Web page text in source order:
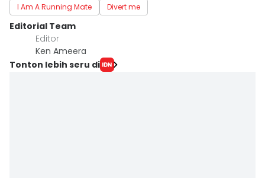
I Am A Running Mate
Divert me
Editorial Team
Editor
Ken Ameera
Tonton lebih seru di